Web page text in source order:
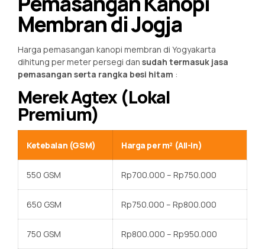
Membran di Jogja
Harga pemasangan kanopi membran di Yogyakarta
dihitung per meter persegi dan sudah termasuk jasa
pemasangan serta rangka besi hitam :
Merek Agtex (Lokal
Premium)
Ketebalan (GSM) Harga per m² (All-in)
550 GSM Rp700.000 – Rp750.000
650 GSM Rp750.000 – Rp800.000
750 GSM Rp800.000 – Rp950.000